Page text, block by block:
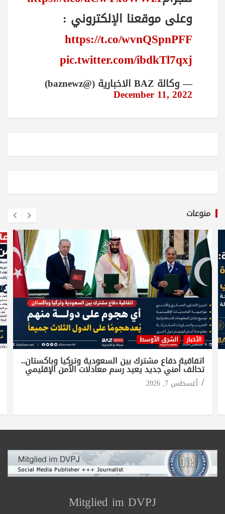
وعلى موقعنا الإلكتروني :
https://t.co/wvnQSpnPFF
pic.twitter.com/ibdkTl7qxj
— وكالة BAZ الاخبارية (@baznewz)
December 11, 2022
منوعات
الأخبار الشرق الأوسط
اتفاقية دفاع مشترك بين السعودية وتركيا وباكستان..
تحالف أمني جديد يعيد رسم معادلات الأمن الإقليمي
أغسطس 7, 2026
Mitglied im DVPJ